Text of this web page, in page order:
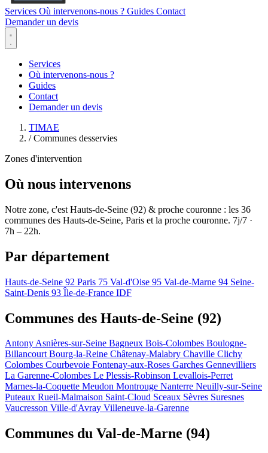
Services Où intervenons-nous ? Guides Contact
Demander un devis
Services
Où intervenons-nous ?
Guides
Contact
Demander un devis
TIMAE
/ Communes desservies
Zones d'intervention
Où nous intervenons
Notre zone, c'est Hauts-de-Seine (92) & proche couronne : les 36
communes des Hauts-de-Seine, Paris et la proche couronne. 7j/7 ·
7h – 22h.
Par département
Hauts-de-Seine 92 Paris 75 Val-d'Oise 95 Val-de-Marne 94 Seine-
Saint-Denis 93 Île-de-France IDF
Communes des Hauts-de-Seine (92)
AntonyAsnières-sur-Seine Bagneux Bois-Colombes Boulogne-
BillancourtBourg-la-Reine Châtenay-Malabry Chaville Clichy
Colombes Courbevoie Fontenay-aux-Roses Garches Gennevilliers
La Garenne-Colombes Le Plessis-Robinson Levallois-Perret
Marnes-la-Coquette Meudon Montrouge Nanterre Neuilly-sur-Seine
Puteaux Rueil-Malmaison Saint-Cloud Sceaux Sèvres Suresnes
Vaucresson Ville-d'Avray Villeneuve-la-Garenne
Communes du Val-de-Marne (94)